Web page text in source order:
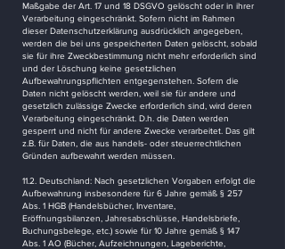
Maßgabe der Art. 17 und 18 DSGVO gelöscht oder in ihrer
Verarbeitung eingeschränkt. Sofern nicht im Rahmen
dieser Datenschutzerklärung ausdrücklich angegeben,
werden die bei uns gespeicherten Daten gelöscht, sobald
sie für ihre Zweckbestimmung nicht mehr erforderlich sind
und der Löschung keine gesetzlichen
Aufbewahrungspflichten entgegenstehen. Sofern die
Daten nicht gelöscht werden, weil sie für andere und
gesetzlich zulässige Zwecke erforderlich sind, wird deren
Verarbeitung eingeschränkt. D.h. die Daten werden
gesperrt und nicht für andere Zwecke verarbeitet. Das gilt
z.B. für Daten, die aus handels- oder steuerrechtlichen
Gründen aufbewahrt werden müssen.
11.2. Deutschland: Nach gesetzlichen Vorgaben erfolgt die
Aufbewahrung insbesondere für 6 Jahre gemäß § 257
Abs. 1 HGB (Handelsbücher, Inventare,
Eröffnungsbilanzen, Jahresabschlüsse, Handelsbriefe,
Buchungsbelege, etc.) sowie für 10 Jahre gemäß § 147
Abs. 1 AO (Bücher, Aufzeichnungen, Lageberichte,